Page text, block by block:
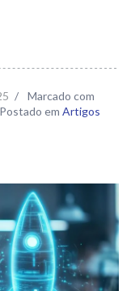
/
Marcado com
Postado em Artigos